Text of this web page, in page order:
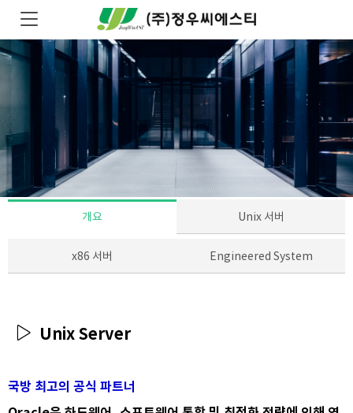
개요 Unix 서버
x86 서버 Engineered System
Unix Server
국방 최고의 공식 파트너